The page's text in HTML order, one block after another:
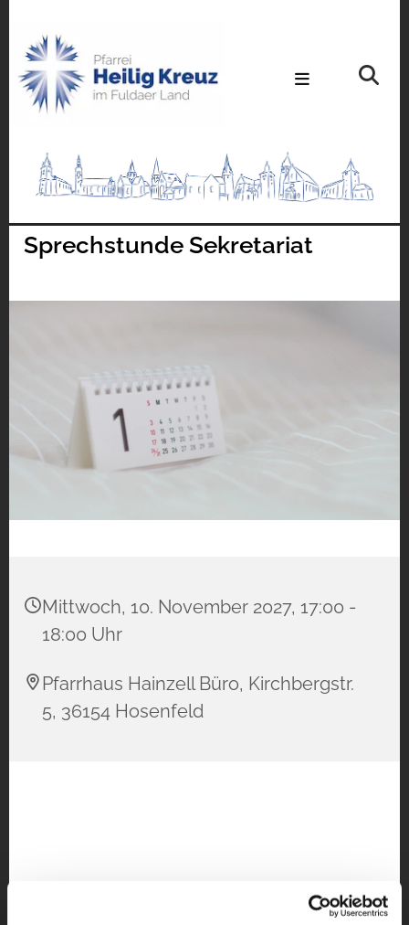
Sprechstunde Sekretariat
Mittwoch, 10. November 2027, 17:00 -
18:00 Uhr
Pfarrhaus Hainzell Büro, Kirchbergstr.
5, 36154 Hosenfeld